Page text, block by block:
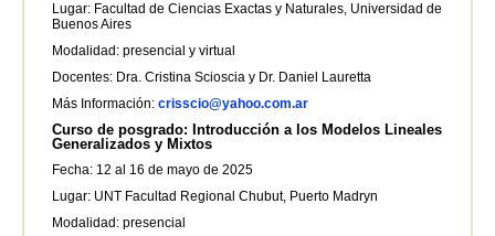
Lugar: Facultad de Ciencias Exactas y Naturales, Universidad de
Buenos Aires
Modalidad: presencial y virtual
Docentes: Dra. Cristina Scioscia y Dr. Daniel Lauretta
Más Información: crisscio@yahoo.com.ar
Curso de posgrado: Introducción a los Modelos Lineales
Generalizados y Mixtos
Fecha: 12 al 16 de mayo de 2025
Lugar: UNT Facultad Regional Chubut, Puerto Madryn
Modalidad: presencial